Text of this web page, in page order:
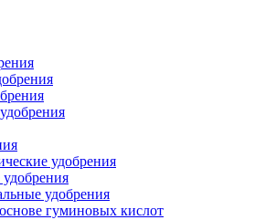
удобрения
удобрения
гуминовых кислот